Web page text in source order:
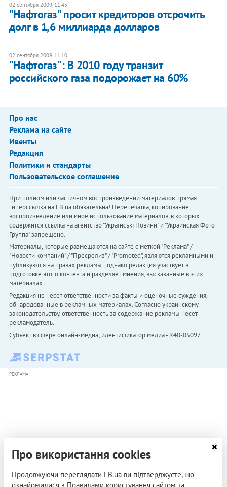
02 сентября 2009, 11:45
"Нафтогаз" просит кредиторов отсрочить
долг в 1,6 миллиарда долларов
02 сентября 2009, 11:10
"Нафтогаз": В 2010 году транзит
российского газа подорожает на 60%
Про нас
Реклама на сайте
Ивенты
Редакция
Политики и стандарты
Пользовательское соглашение
При полном или частичном воспроизведении материалов прямая
гиперссылка на LB.ua обязательна! Перепечатка, копирование,
воспроизведение или иное использование материалов, в которых
содержится ссылка на агентство "Українськi Новини" и "Украинская Фото
Группа" запрещено.
Материалы, которые размещаются на сайте с меткой "Реклама" /
"Новости компаний" / "Пресрелиз" / "Promoted", являются рекламными и
публикуются на правах рекламы. , однако редакция участвует в
подготовке этого контента и разделяет мнения, высказанные в этих
материалах.
Редакция не несет ответственности за факты и оценочные суждения,
обнародованные в рекламных материалах. Согласно украинскому
законодательству, ответственность за содержание рекламы несет
рекламодатель.
Субъект в сфере онлайн-медиа; идентификатор медиа - R40-05097
РЕКЛАМА
Про використання cookies
Продовжуючи переглядати LB.ua ви підтверджуєте, що